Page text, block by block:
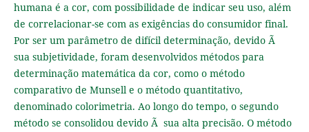
humana é a cor, com possibilidade de indicar seu uso, além
de correlacionar-se com as exigências do consumidor final.
Por ser um parâmetro de difícil determinação, devido Ã
sua subjetividade, foram desenvolvidos métodos para
determinação matemática da cor, como o método
comparativo de Munsell e o método quantitativo,
denominado colorimetria. Ao longo do tempo, o segundo
método se consolidou devido Ã sua alta precisão. O método